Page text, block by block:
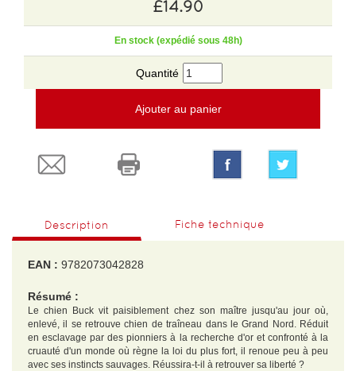
£14.90
En stock (expédié sous 48h)
Quantité
Ajouter au panier
Description Fiche technique
EAN : 9782073042828
Résumé :
Le chien Buck vit paisiblement chez son maître jusqu'au jour où,
enlevé, il se retrouve chien de traîneau dans le Grand Nord. Réduit
en esclavage par des pionniers à la recherche d'or et confronté à la
cruauté d'un monde où règne la loi du plus fort, il renoue peu à peu
avec ses instincts sauvages. Réussira-t-il à retrouver sa liberté ?